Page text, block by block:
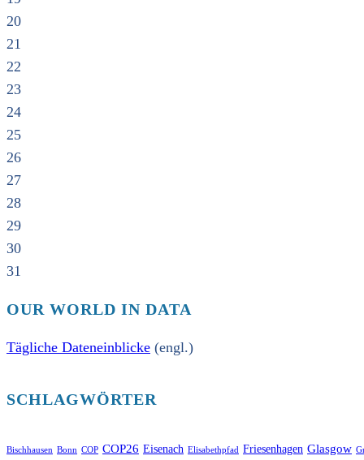
20
21
22
23
24
25
26
27
28
29
30
31
OUR WORLD IN DATA
Tägliche Dateneinblicke (engl.)
SCHLAGWÖRTER
Bischhausen Bonn COP COP26 Eisenach Elisabethpfad Friesenhagen Glasgow